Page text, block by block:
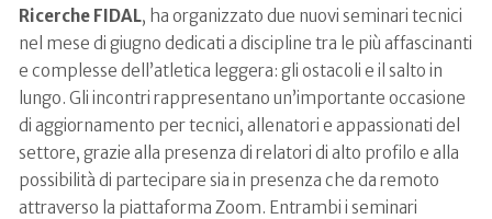
Ricerche FIDAL, ha organizzato due nuovi seminari tecnici
nel mese di giugno dedicati a discipline tra le più affascinanti
e complesse dell’atletica leggera: gli ostacoli e il salto in
lungo. Gli incontri rappresentano un’importante occasione
di aggiornamento per tecnici, allenatori e appassionati del
settore, grazie alla presenza di relatori di alto profilo e alla
possibilità di partecipare sia in presenza che da remoto
attraverso la piattaforma Zoom. Entrambi i seminari